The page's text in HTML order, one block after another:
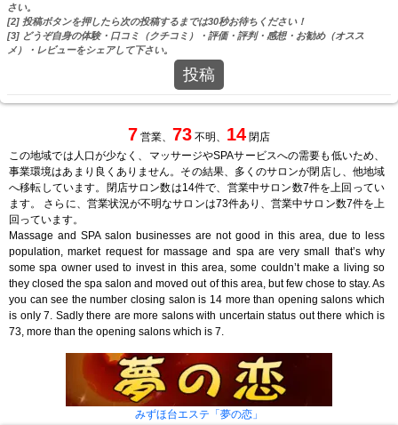
さい。
[2] 投稿ボタンを押したら次の投稿するまでは30秒お待ちください！
[3] どうぞ自身の体験・口コミ（クチコミ）・評価・評判・感想・お勧め（オスス
メ）・レビューをシェアして下さい。
投稿
7 営業、 73 不明、 14 閉店
この地域では人口が少なく、マッサージやSPAサービスへの需要も低いため、
事業環境はあまり良くありません。その結果、多くのサロンが閉店し、他地域
へ移転しています。閉店サロン数は14件で、営業中サロン数7件を上回ってい
ます。 さらに、営業状況が不明なサロンは73件あり、営業中サロン数7件を上
回っています。
Massage and SPA salon businesses are not good in this area, due to less
population, market request for massage and spa are very small that’s why
some spa owner used to invest in this area, some couldn’t make a living so
they closed the spa salon and moved out of this area, but few chose to stay. As
you can see the number closing salon is 14 more than opening salons which
is only 7. Sadly there are more salons with uncertain status out there which is
73, more than the opening salons which is 7.
みずほ台エステ「夢の恋」